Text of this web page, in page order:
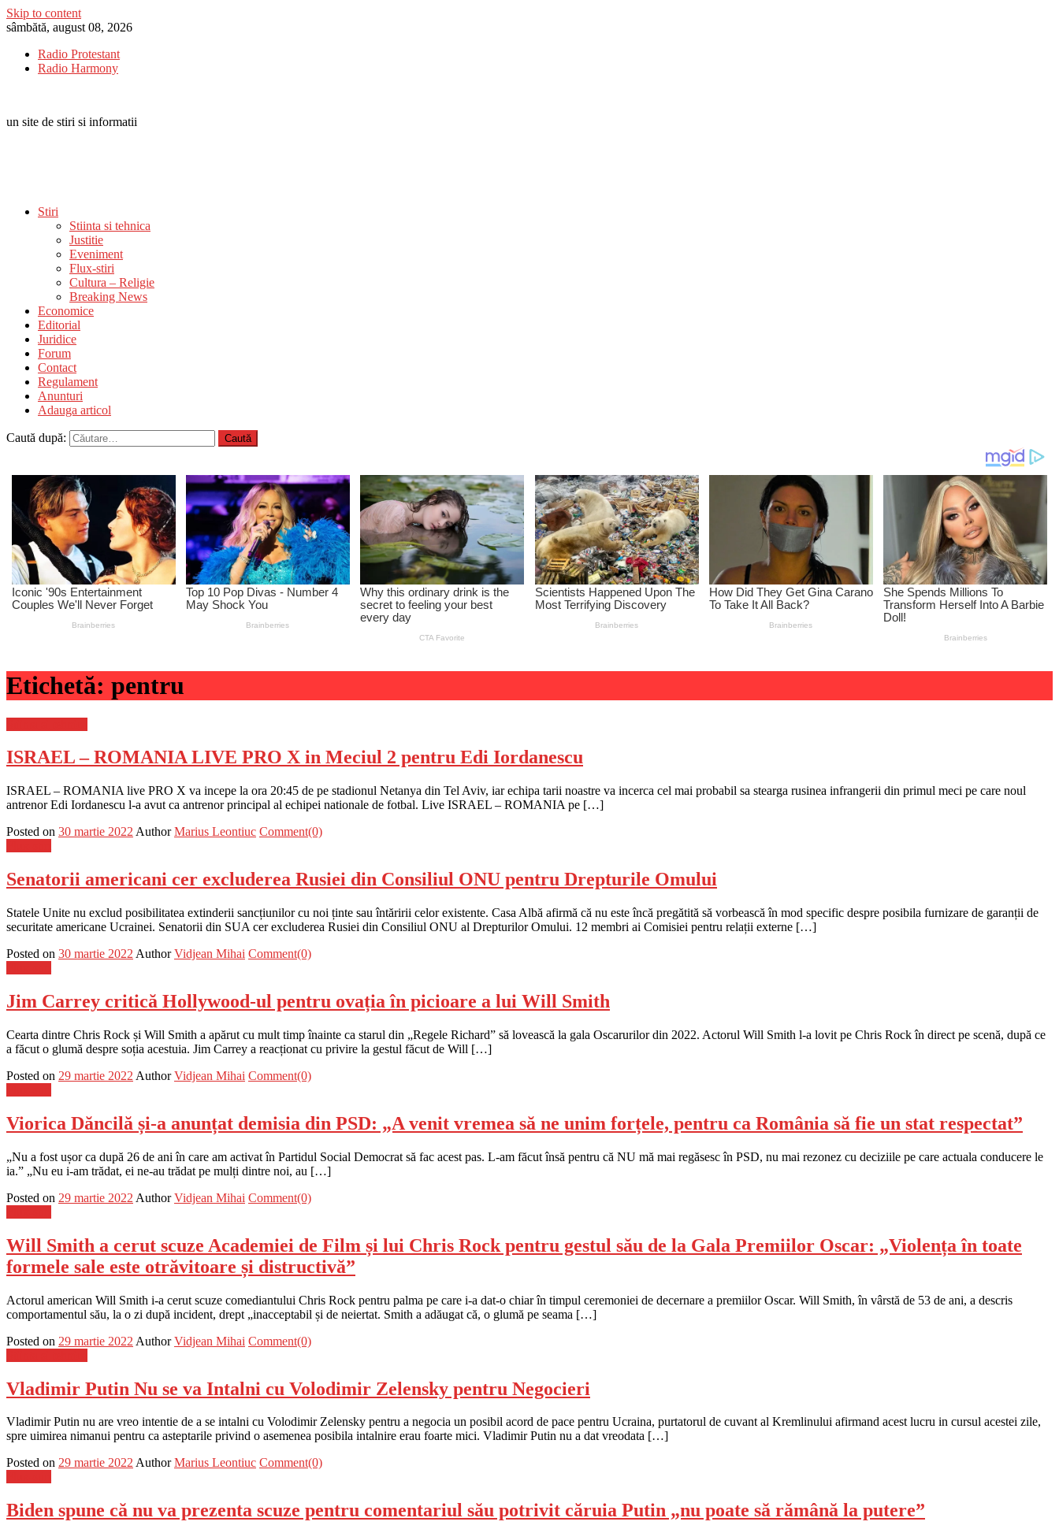
Skip to content
sâmbătă, august 08, 2026
Radio Protestant
Radio Harmony
un site de stiri si informatii
Stiri
Stiinta si tehnica
Justitie
Eveniment
Flux-stiri
Cultura – Religie
Breaking News
Economice
Editorial
Juridice
Forum
Contact
Regulament
Anunturi
Adauga articol
Caută după:
Etichetă: pentru
ISRAEL – ROMANIA LIVE PRO X in Meciul 2 pentru Edi Iordanescu
ISRAEL – ROMANIA live PRO X va incepe la ora 20:45 de pe stadionul Netanya din Tel Aviv, iar echipa tarii noastre va incerca cel mai probabil sa stearga rusinea infrangerii din primul meci pe care noul
antrenor Edi Iordanescu l-a avut ca antrenor principal al echipei nationale de fotbal. Live ISRAEL – ROMANIA pe […]
Posted on 30 martie 2022 Author Marius Leontiuc Comment(0)
Senatorii americani cer excluderea Rusiei din Consiliul ONU pentru Drepturile Omului
Statele Unite nu exclud posibilitatea extinderii sancțiunilor cu noi ținte sau întăririi celor existente. Casa Albă afirmă că nu este încă pregătită să vorbească în mod specific despre posibila furnizare de garanții de
securitate americane Ucrainei. Senatorii din SUA cer excluderea Rusiei din Consiliul ONU al Drepturilor Omului. 12 membri ai Comisiei pentru relații externe […]
Posted on 30 martie 2022 Author Vidjean Mihai Comment(0)
Jim Carrey critică Hollywood-ul pentru ovația în picioare a lui Will Smith
Cearta dintre Chris Rock și Will Smith a apărut cu mult timp înainte ca starul din „Regele Richard” să lovească la gala Oscarurilor din 2022. Actorul Will Smith l-a lovit pe Chris Rock în direct pe scenă, după ce
a făcut o glumă despre soția acestuia. Jim Carrey a reacționat cu privire la gestul făcut de Will […]
Posted on 29 martie 2022 Author Vidjean Mihai Comment(0)
Viorica Dăncilă și-a anunțat demisia din PSD: „A venit vremea să ne unim forțele, pentru ca România să fie un stat respectat”
„Nu a fost ușor ca după 26 de ani în care am activat în Partidul Social Democrat să fac acest pas. L-am făcut însă pentru că NU mă mai regăsesc în PSD, nu mai rezonez cu deciziile pe care actuala conducere le
ia.” „Nu eu i-am trădat, ei ne-au trădat pe mulți dintre noi, au […]
Posted on 29 martie 2022 Author Vidjean Mihai Comment(0)
Will Smith a cerut scuze Academiei de Film și lui Chris Rock pentru gestul său de la Gala Premiilor Oscar: „Violența în toate
formele sale este otrăvitoare și distructivă”
Actorul american Will Smith i-a cerut scuze comediantului Chris Rock pentru palma pe care i-a dat-o chiar în timpul ceremoniei de decernare a premiilor Oscar. Will Smith, în vârstă de 53 de ani, a descris
comportamentul său, la o zi după incident, drept „inacceptabil și de neiertat. Smith a adăugat că, o glumă pe seama […]
Posted on 29 martie 2022 Author Vidjean Mihai Comment(0)
Vladimir Putin Nu se va Intalni cu Volodimir Zelensky pentru Negocieri
Vladimir Putin nu are vreo intentie de a se intalni cu Volodimir Zelensky pentru a negocia un posibil acord de pace pentru Ucraina, purtatorul de cuvant al Kremlinului afirmand acest lucru in cursul acestei zile,
spre uimirea nimanui pentru ca asteptarile privind o asemenea posibila intalnire erau foarte mici. Vladimir Putin nu a dat vreodata […]
Posted on 29 martie 2022Author Marius Leontiuc Comment(0)
Biden spune că nu va prezenta scuze pentru comentariul său potrivit căruia Putin „nu poate să rămână la putere”